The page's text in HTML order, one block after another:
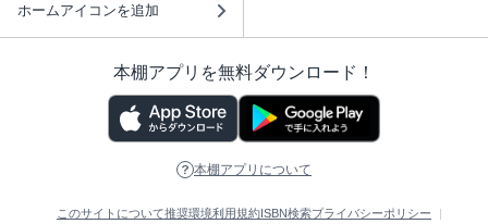
ホームアイコンを追加
本棚アプリを無料ダウンロード！
本棚アプリについて
このサイトについて推奨環境利用規約ISBN検索プライバシーポリシー